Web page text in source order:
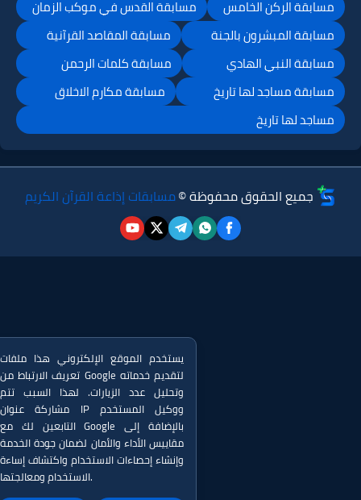
مسابقة الركن الخامس
مسابقة القدس في موكب الزمان
مسابقة المبشرون بالجنة
مسابقة المقاصد القرآنية
مسابقة النبي الهادي
مسابقة كلمات الرحمن
مسابقة مساجد لها تاريخ
مسابقة مكارم الاخلاق
مساجد لها تاريخ
جميع الحقوق محفوظة ©مسابقات إذاعة القرآن الكريم
يستخدم الموقع الإلكتروني هذا ملفات
تعريف الارتباط من Google لتقديم خدماته
وتحليل عدد الزيارات. لهذا السبب تتم
مشاركة عنوان IP ووكيل المستخدم
التابعين لك مع Google بالإضافة إلى
مقاييس الأداء والأمان لضمان جودة الخدمة
وإنشاء إحصاءات الاستخدام واكتشاف إساءة